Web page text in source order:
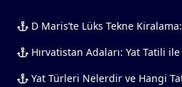
D Maris’te Lüks Tekne
Hırvatistan Adaları: Yat Tatili
Yat Türleri Nelerdir ve Hangi